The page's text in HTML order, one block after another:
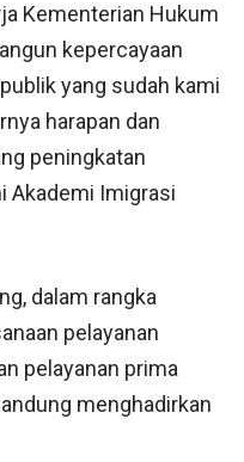
Kementerian Hukum
kepercayaan
yang sudah kami
harapan dan
peningkatan
Akademi Imigrasi
dalam rangka
pelayanan
pelayanan prima
menghadirkan